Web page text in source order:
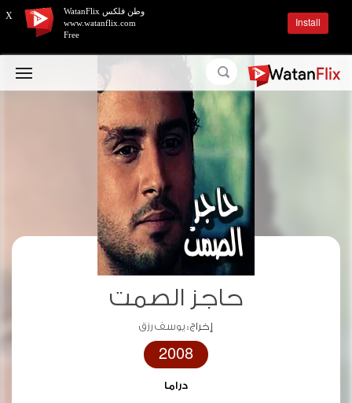
حاجز الصمت
إخراج :يوسف رزق
2008
دراما
X
وطن فلكس WatanFlix
www.watanflix.com
Free
Install